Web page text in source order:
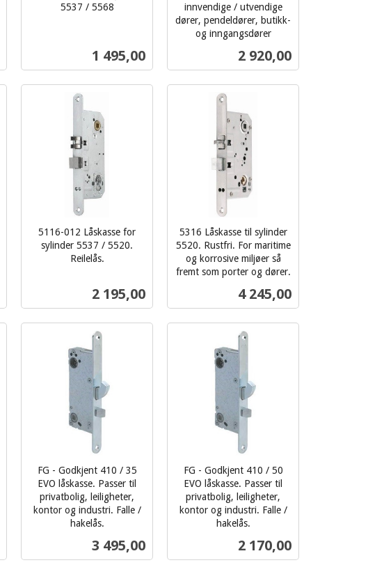
5537 / 5568
Pris
1 495,00
Les mer
innvendige / utvendige
dører, pendeldører, butikk-
og inngangsdører
Pris
2 920,00
5116-012 Låskasse for
sylinder 5537 / 5520.
Reilelås.
Pris
2 195,00
Les mer
5316 Låskasse til sylinder
5520. Rustfri. For maritime
og korrosive miljøer så
fremt som porter og dører.
Pris
4 245,00
Les mer
FG - Godkjent 410 / 35
EVO låskasse. Passer til
privatbolig, leiligheter,
kontor og industri. Falle /
hakelås.
Pris
3 495,00
FG - Godkjent 410 / 50
EVO låskasse. Passer til
privatbolig, leiligheter,
kontor og industri. Falle /
hakelås.
Pris
2 170,00